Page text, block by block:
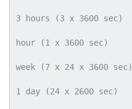
3 hours (3 x 3600 sec)
hour (1 x 3600 sec)
week (7 x 24 x 3600 sec)
1 day (24 x 2600 sec)